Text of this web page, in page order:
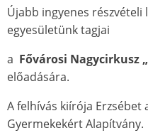
Újabb ingyenes
egyesületünk tagjai
a Fővárosi Nagycirkusz
előadására.
A felhívás kiírója Erzsébet
Gyermekekért Alapítvány.